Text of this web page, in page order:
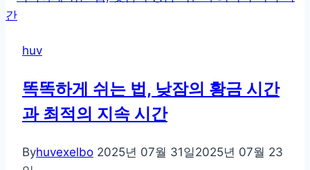
huv
똑똑하게 쉬는 법, 낮잠의 황금 시간
과 최적의 지속 시간
Byhuvexelbo 2025년 07월 31일2025년 07월 23